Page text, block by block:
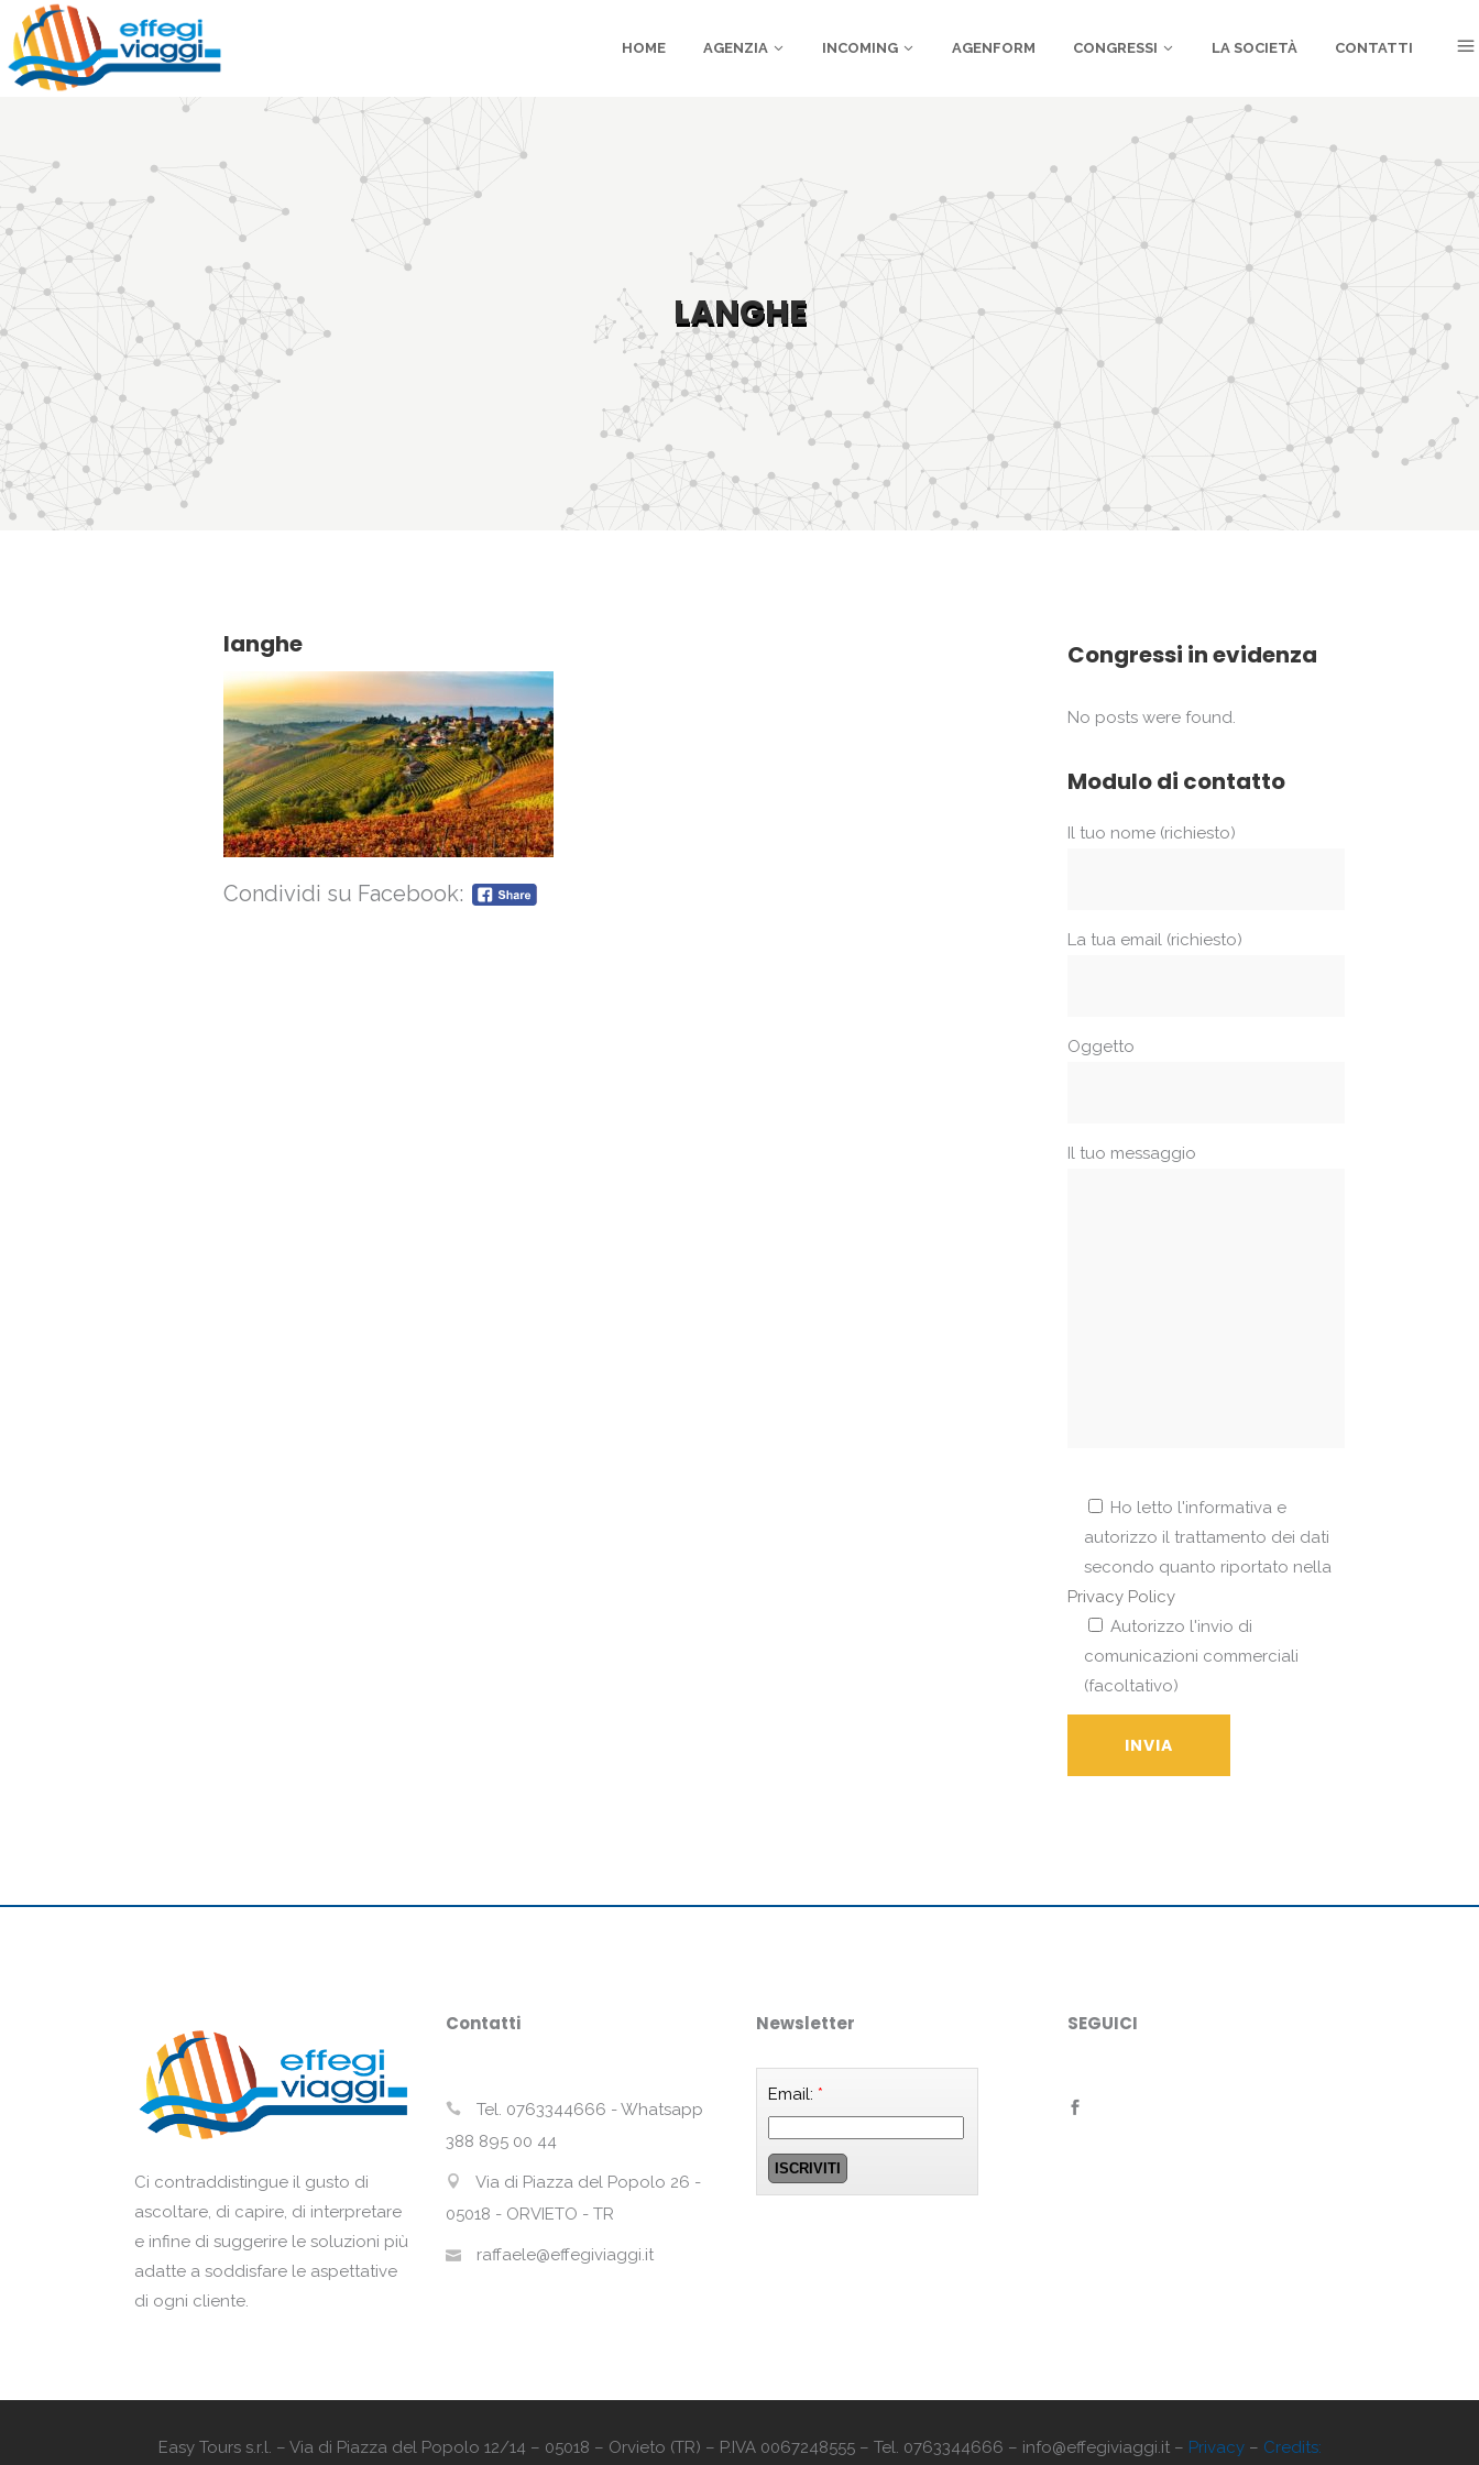
HOME AGENZIA INCOMING AGENFORM CONGRESSI LA SOCIETÀ CONTATTI
LANGHE
langhe
Condividi su Facebook:
Congressi in evidenza
No posts were found.
Modulo di contatto
Il tuo nome (richiesto)
La tua email (richiesto)
Oggetto
Il tuo messaggio
Ho letto l'informativa e
autorizzo il trattamento dei dati
secondo quanto riportato nella
Privacy Policy
Autorizzo l'invio di
comunicazioni commerciali
(facoltativo)
Ci contraddistingue il gusto di
ascoltare, di capire, di interpretare
e infine di suggerire le soluzioni più
adatte a soddisfare le aspettative
di ogni cliente.
Contatti
Tel. 0763344666 - Whatsapp
388 895 00 44
Via di Piazza del Popolo 26 -
05018 - ORVIETO - TR
raffaele@effegiviaggi.it
Newsletter
Email: *
SEGUICI
Easy Tours s.r.l. – Via di Piazza del Popolo 12/14 – 05018 – Orvieto (TR) – P.IVA 0067248555 – Tel. 0763344666 – info@effegiviaggi.it – Privacy– Credits: